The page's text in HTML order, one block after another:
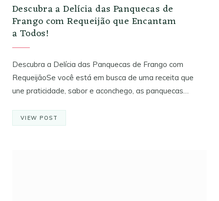
Descubra a Delícia das Panquecas de
Frango com Requeijão que Encantam
a Todos!
Descubra a Delícia das Panquecas de Frango com
RequeijãoSe você está em busca de uma receita que
une praticidade, sabor e aconchego, as panquecas…
VIEW POST